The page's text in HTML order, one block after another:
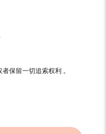
保留一切追索权利 。